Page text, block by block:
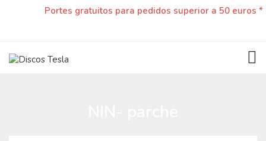
Portes gratuitos para pedidos superior a 50 euros *